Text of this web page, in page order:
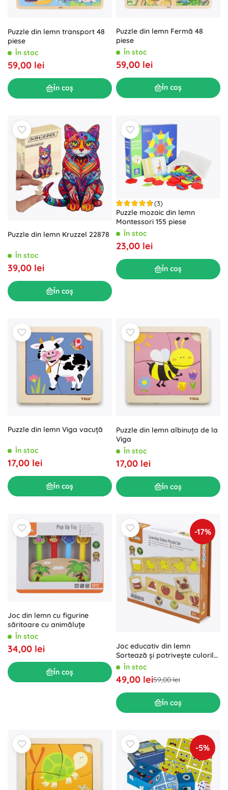
Puzzle din lemn transport 48
piese
În stoc
59,00 lei
În coș
Puzzle din lemn Fermă 48
piese
În stoc
59,00 lei
În coș
Puzzle din lemn Kruzzel 22878
În stoc
39,00 lei
În coș
(3)
Puzzle mozaic din lemn
Montessori 155 piese
În stoc
23,00 lei
În coș
Puzzle din lemn Viga vacuță
În stoc
17,00 lei
În coș
Puzzle din lemn albinuța de la
Viga
În stoc
17,00 lei
În coș
Joc din lemn cu figurine
săritoare cu animăluțe
În stoc
34,00 lei
În coș
-17%
Joc educativ din lemn
Sortează și potrivește culorile
și formele
În stoc
49,00 lei59,00 lei
În coș
-5%